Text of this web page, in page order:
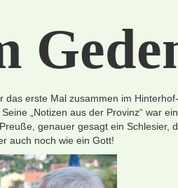
das erste Mal zusammen im
„Notizen aus der Provinz“ war
genauer gesagt ein Schlesier,
auch noch wie ein Gott!